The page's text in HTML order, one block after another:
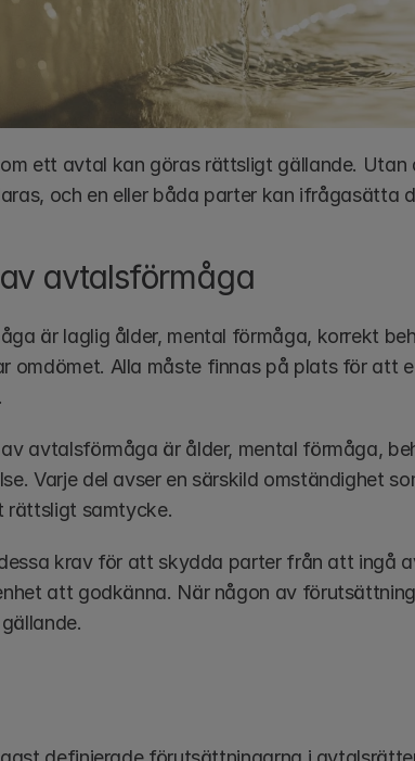
ett avtal kan göras rättsligt gällande.
och en eller båda parter kan ifrågasätta
avtalsförmåga
är laglig ålder, mental förmåga, korrekt
omdömet. Alla måste finnas på plats för att
avtalsförmåga är ålder, mental förmåga,
Varje del avser en särskild omständighet
rättsligt samtycke.
krav för att skydda parter från att ingå
att godkänna. När någon av